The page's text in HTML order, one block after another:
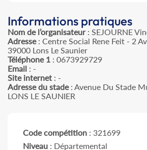
Informations pratiques
Nom de l’organisateur: SEJOURNE
Adresse: Centre Social Rene Feit - 2
39000 Lons Le Saunier
Téléphone 1 : 0673929729
Email : -
Site internet : -
Adresse du stade: Avenue Du Stade
LONS LE SAUNIER
Code compétition : 321699
Niveau : Départemental